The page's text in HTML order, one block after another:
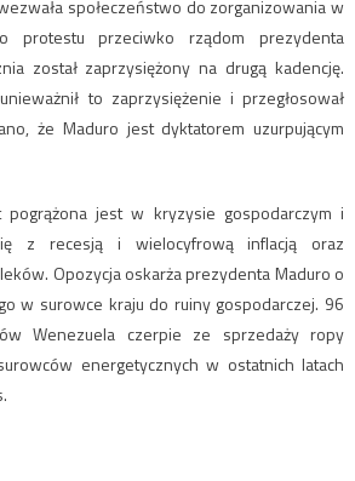
społeczeństwo do zorganizowania w
protestu przeciwko rządom prezydenta
został zaprzysiężony na drugą kadencję.
to zaprzysiężenie i przegłosował
że Maduro jest dyktatorem uzurpującym
jest w kryzysie gospodarczym i
z recesją i wielocyfrową inflacją oraz
Opozycja oskarża prezydenta Maduro o
w surowce kraju do ruiny gospodarczej. 96
Wenezuela czerpie ze sprzedaży ropy
energetycznych w ostatnich latach